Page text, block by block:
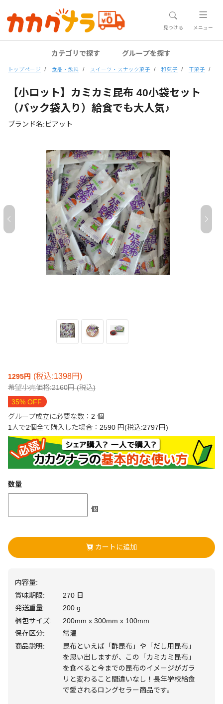
見つける メニュー
カテゴリで探す グループを探す
トップページ 食品・飲料 スイーツ・スナック菓子 和菓子 干菓子
【小ロット】カミカミ昆布 40小袋セット
（パック袋入り）給食でも大人気♪
ブランド名:ピアット
1295円 (税込:1398円)
希望小売価格:2160円 (税込)
35% OFF
グループ成立に必要な数：2 個
1人で2個全て購入した場合：2590 円(税込:2797円)
数量
個
カートに追加
内容量:
賞味期限:
270 日
発送重量:
200 g
梱包サイズ:
200mm x 300mm x 100mm
保存区分:
常温
商品説明:
昆布といえば「酢昆布」や「だし用昆布」
を思い出しますが、この「カミカミ昆布」
を食べると今までの昆布のイメージがガラ
リと変わること間違いなし！長年学校給食
で愛されるロングセラー商品です。